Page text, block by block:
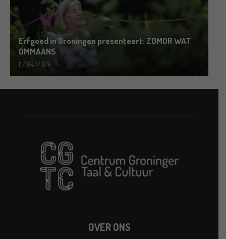
Erfgoed in Groningen presenteert: ZOMOR WAT
OMMAANS
11/06/2026
OVER ONS